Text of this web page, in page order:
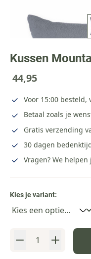
Kussen
44,95
Voor 15:00 besteld,
Betaal zoals je
Gratis verzending
30 dagen
Vragen? We helpen
Kies je variant:
Kleur
Aantal